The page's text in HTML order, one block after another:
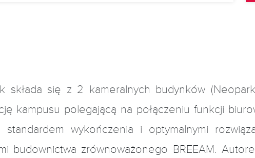
składa się z 2 kameralnych budynków
kampusu polegającą na połączeniu funkcji
standardem wykończenia i optymalnymi
budownictwa zrównoważonego BREEAM.